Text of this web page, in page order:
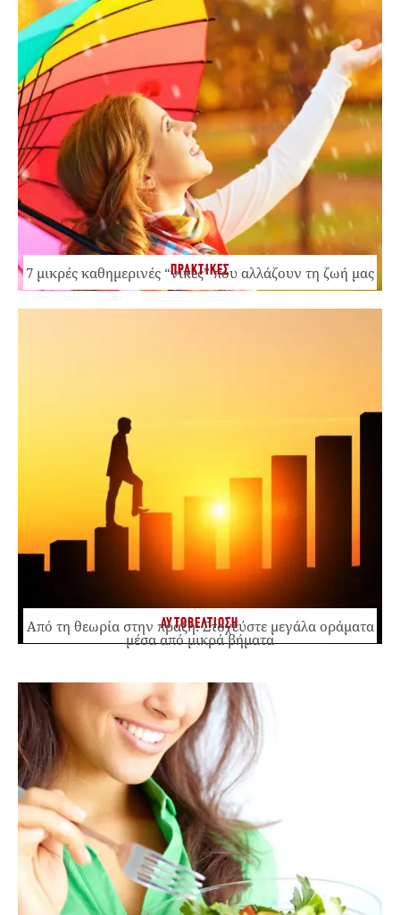
ΠΡΑΚΤΙΚΕΣ
7 μικρές καθημερινές “νίκες” που αλλάζουν τη ζωή μας
ΑΥΤΟΒΕΛΤΙΩΣΗ
Από τη θεωρία στην πράξη: Στοχεύστε μεγάλα οράματα
μέσα από μικρά βήματα